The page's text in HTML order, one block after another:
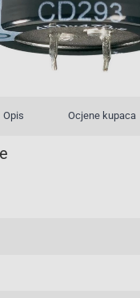
Opis Ocjene kupaca